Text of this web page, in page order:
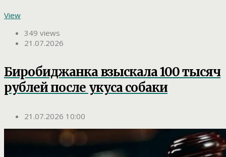
View
349 views
21.07.2026
Биробиджанка взыскала 100 тысяч
рублей после укуса собаки
21.07.2026 10:00